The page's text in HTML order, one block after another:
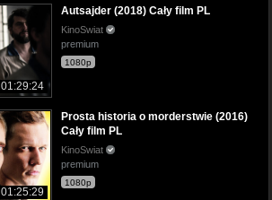
01:29:24
Autsajder (2018) Cały film PL
KinoSwiat
premium
1080p
01:25:29
Prosta historia o morderstwie (2016)
Cały film PL
KinoSwiat
premium
1080p